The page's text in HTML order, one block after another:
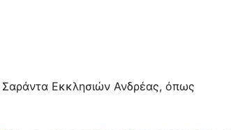
Σαράντα Εκκλησιών Ανδρέας, όπως